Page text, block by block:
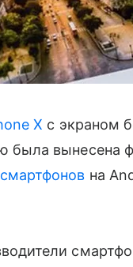
X с экраном
была вынесена
смартфонов на